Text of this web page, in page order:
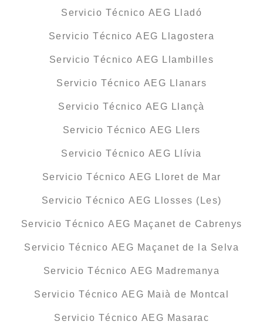
Servicio Técnico AEG Lladó
Servicio Técnico AEG Llagostera
Servicio Técnico AEG Llambilles
Servicio Técnico AEG Llanars
Servicio Técnico AEG Llançà
Servicio Técnico AEG Llers
Servicio Técnico AEG Llívia
Servicio Técnico AEG Lloret de Mar
Servicio Técnico AEG Llosses (Les)
Servicio Técnico AEG Maçanet de Cabrenys
Servicio Técnico AEG Maçanet de la Selva
Servicio Técnico AEG Madremanya
Servicio Técnico AEG Maià de Montcal
Servicio Técnico AEG Masarac